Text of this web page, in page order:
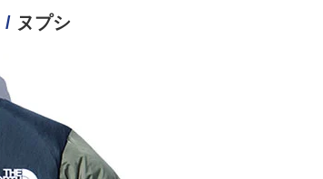
/ ヌプシ